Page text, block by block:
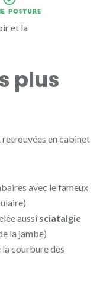
et la
plus
retrouvées en cabinet
avec le fameux
aussi sciatalgie
la jambe)
courbure des